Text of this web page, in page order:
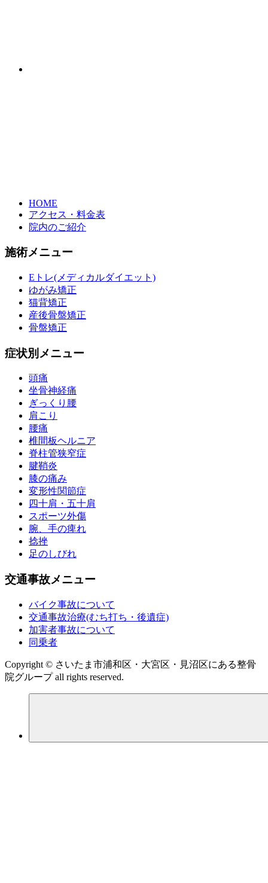
HOME
アクセス・料金表
院内のご紹介
施術メニュー
Eトレ(メディカルダイエット)
ゆがみ矯正
猫背矯正
産後骨盤矯正
骨盤矯正
症状別メニュー
頭痛
坐骨神経痛
ぎっくり腰
肩こり
腰痛
椎間板ヘルニア
脊柱管狭窄症
腱鞘炎
膝の痛み
変形性関節症
四十肩・五十肩
スポーツ外傷
腕、手の痺れ
捻挫
足のしびれ
交通事故メニュー
バイク事故について
交通事故治療(むち打ち・後遺症)
加害者事故について
同乗者
Copyright © さいたま市浦和区・大宮区・見沼区にある整骨
院グループ all rights reserved.